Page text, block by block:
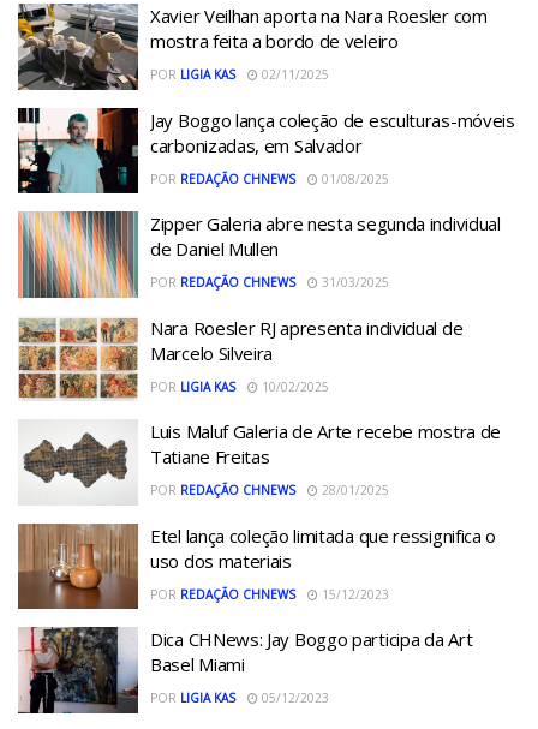
Xavier Veilhan aporta na Nara Roesler com
mostra feita a bordo de veleiro
POR LIGIA KAS 02/11/2025
Jay Boggo lança coleção de esculturas-móveis
carbonizadas, em Salvador
POR REDAÇÃO CHNEWS 01/08/2025
Zipper Galeria abre nesta segunda individual
de Daniel Mullen
POR REDAÇÃO CHNEWS 31/03/2025
Nara Roesler RJ apresenta individual de
Marcelo Silveira
POR LIGIA KAS 10/02/2025
Luis Maluf Galeria de Arte recebe mostra de
Tatiane Freitas
POR REDAÇÃO CHNEWS 28/01/2025
Etel lança coleção limitada que ressignifica o
uso dos materiais
POR REDAÇÃO CHNEWS 15/12/2023
Dica CHNews: Jay Boggo participa da Art
Basel Miami
POR LIGIA KAS 05/12/2023